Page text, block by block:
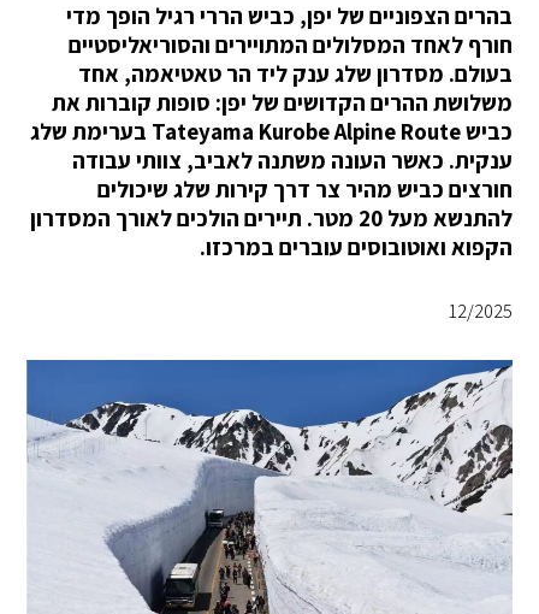
בהרים הצפוניים של יפן, כביש הררי רגיל הופך מדי
חורף לאחד המסלולים המתויירים והסוריאליסטיים
בעולם. מסדרון שלג ענק ליד הר טאטיאמה, אחד
משלושת ההרים הקדושים של יפן: סופות קוברות את
כביש Tateyama Kurobe Alpine Route בערימת שלג
ענקית. כאשר העונה משתנה לאביב, צוותי עבודה
חורצים כביש מהיר צר דרך קירות שלג שיכולים
להתנשא מעל 20 מטר. תיירים הולכים לאורך המסדרון
הקפוא ואוטובוסים עוברים במרכזו.
12/2025